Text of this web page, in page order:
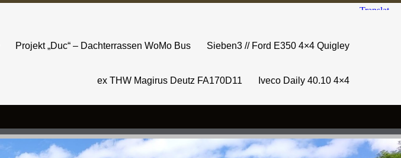
Projekt „Duc“ – Dachterrassen WoMo Bus Sieben3 // Ford E350 4×4 Quigley
ex THW Magirus Deutz FA170D11 Iveco Daily 40.10 4×4